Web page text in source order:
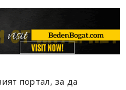
портал, за да